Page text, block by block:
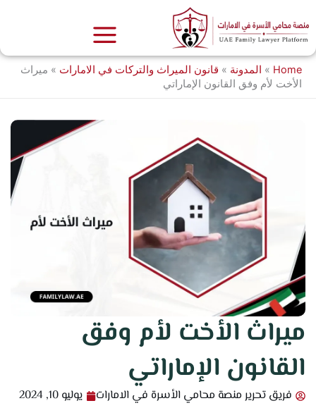
إلى
المحتوى
Home
» المدونة » قانون الميراث والتركات في الامارات » ميراث
الأخت لأم وفق القانون الإماراتي
ميراث الأخت لأم وفق
القانون الإماراتي
فريق تحرير منصة محامي الأسرة في الامارات
يوليو 10, 2024